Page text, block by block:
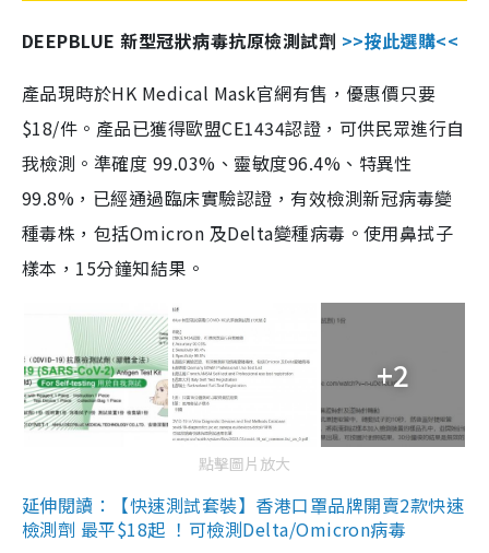
DEEPBLUE 新型冠狀病毒抗原檢測試劑 >>按此選購<<
產品現時於HK Medical Mask官網有售，優惠價只要
$18/件。產品已獲得歐盟CE1434認證，可供民眾進行自
我檢測。準確度 99.03%、靈敏度96.4%、特異性
99.8%，已經通過臨床實驗認證，有效檢測新冠病毒變
種毒株，包括Omicron 及Delta變種病毒。使用鼻拭子
樣本，15分鐘知結果。
+2
點擊圖片放大
延伸閱讀：【快速測試套裝】香港口罩品牌開賣2款快速
檢測劑 最平$18起 ！可檢測Delta/Omicron病毒